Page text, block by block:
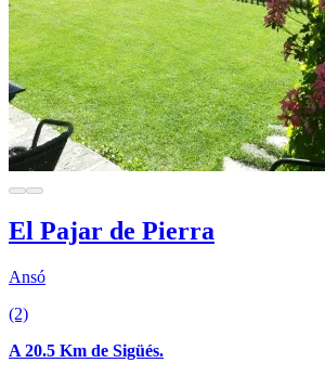
El Pajar de Pierra
Ansó
(2)
A 20.5 Km de Sigüés.